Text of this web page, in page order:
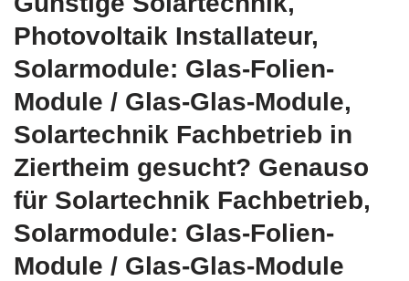
Photovoltaik Installateur,
Solarmodule: Glas-Folien-
Module / Glas-Glas-Module,
Solartechnik Fachbetrieb in
Ziertheim gesucht? Genauso
für Solartechnik Fachbetrieb,
Solarmodule: Glas-Folien-
Module / Glas-Glas-Module